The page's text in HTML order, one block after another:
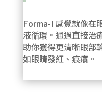
Forma-I 感覺就像在
液循環。通過直接治
助你獲得更清晰眼部
如眼睛發紅、痕癢。